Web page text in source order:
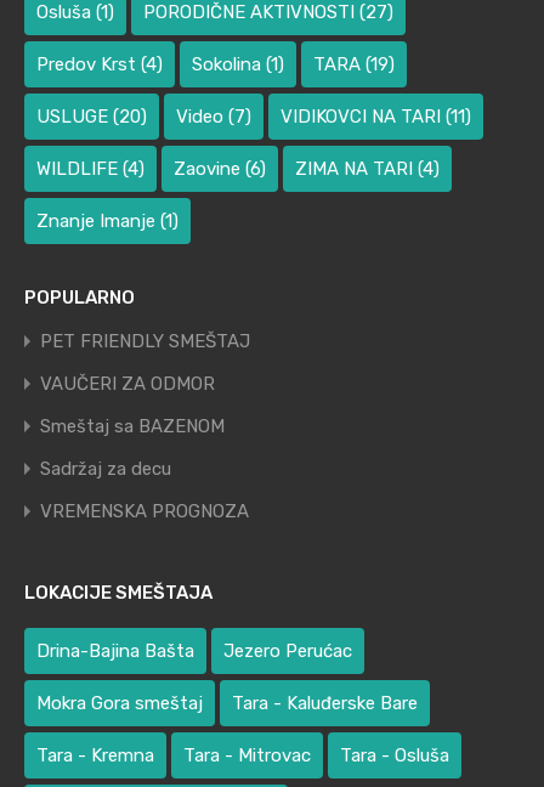
Osluša (1) PORODIČNE AKTIVNOSTI (27)
Predov Krst (4) Sokolina (1) TARA (19)
USLUGE (20) Video (7) VIDIKOVCI NA TARI (11)
WILDLIFE (4) Zaovine (6) ZIMA NA TARI (4)
Znanje Imanje (1)
POPULARNO
PET FRIENDLY SMEŠTAJ
VAUČERI ZA ODMOR
Smeštaj sa BAZENOM
Sadržaj za decu
VREMENSKA PROGNOZA
LOKACIJE SMEŠTAJA
Drina-Bajina Bašta Jezero Perućac
Mokra Gora smeštaj Tara - Kaluđerske Bare
Tara - Kremna Tara - Mitrovac Tara - Osluša